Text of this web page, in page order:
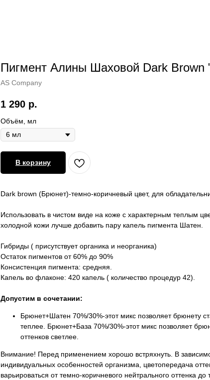
Пигмент Алины Шаховой Dark Brown
AS Company
1 290 р.
Объём, мл
В корзину
Dark brown (Брюнет)-темно-коричневый цвет, для
Использовать в чистом виде на коже с характерным теплым
холодной кожи лучше добавить пару капель пигмента Шатен.
Гибриды ( присутствует органика и неорганика)
Остаток пигментов от 60% до 90%
Консистенция пигмента: средняя.
Капель во флаконе: 420 капель ( количество процедур 42).
Допустим в сочетании:
Брюнет+Шатен 70%/30%-этот микс позволяет брюнету
теплее. Брюнет+База 70%/30%-этот микс позволяет
оттенков светлее.
Внимание! Перед применением хорошо встряхнуть. В
индивидуальных особенностей организма, цветопередача
варьироваться от темно-коричневого нейтрального оттенка до